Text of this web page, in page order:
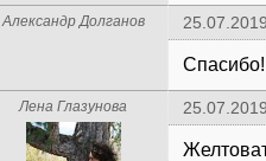
Александр Долганов
Спасибо!
Лена Глазунова